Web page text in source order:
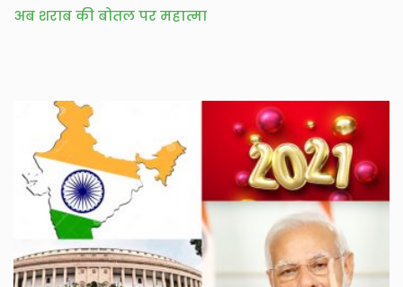
अब शराब की बोतल पर महात्मा